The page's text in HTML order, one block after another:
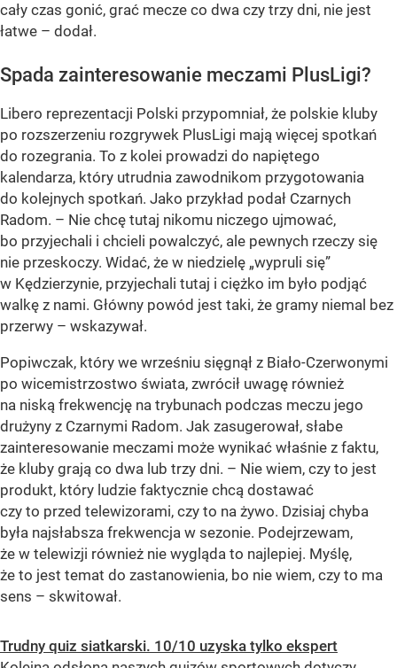
cały czas gonić, grać mecze co dwa czy trzy dni, nie jest
łatwe – dodał.
Spada zainteresowanie meczami PlusLigi?
Libero reprezentacji Polski przypomniał, że polskie kluby
po rozszerzeniu rozgrywek PlusLigi mają więcej spotkań
do rozegrania. To z kolei prowadzi do napiętego
kalendarza, który utrudnia zawodnikom przygotowania
do kolejnych spotkań. Jako przykład podał Czarnych
Radom. – Nie chcę tutaj nikomu niczego ujmować,
bo przyjechali i chcieli powalczyć, ale pewnych rzeczy się
nie przeskoczy. Widać, że w niedzielę „wypruli się”
w Kędzierzynie, przyjechali tutaj i ciężko im było podjąć
walkę z nami. Główny powód jest taki, że gramy niemal bez
przerwy – wskazywał.
Popiwczak, który we wrześniu sięgnął z Biało-Czerwonymi
po wicemistrzostwo świata, zwrócił uwagę również
na niską frekwencję na trybunach podczas meczu jego
drużyny z Czarnymi Radom. Jak zasugerował, słabe
zainteresowanie meczami może wynikać właśnie z faktu,
że kluby grają co dwa lub trzy dni. – Nie wiem, czy to jest
produkt, który ludzie faktycznie chcą dostawać
czy to przed telewizorami, czy to na żywo. Dzisiaj chyba
była najsłabsza frekwencja w sezonie. Podejrzewam,
że w telewizji również nie wygląda to najlepiej. Myślę,
że to jest temat do zastanowienia, bo nie wiem, czy to ma
sens – skwitował.
Trudny quiz siatkarski. 10/10 uzyska tylko ekspert